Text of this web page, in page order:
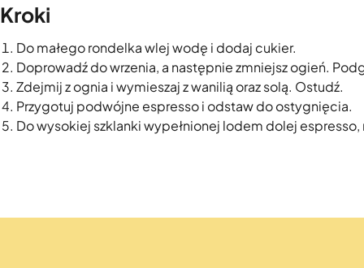
Kroki
Do małego rondelka wlej wodę i dodaj cukier.
Doprowadź do wrzenia, a następnie zmniejsz ogień.
Zdejmij z ognia i wymieszaj z wanilią oraz solą. Ostudź.
Przygotuj podwójne espresso i odstaw do ostygnięcia.
Do wysokiej szklanki wypełnionej lodem dolej espresso,